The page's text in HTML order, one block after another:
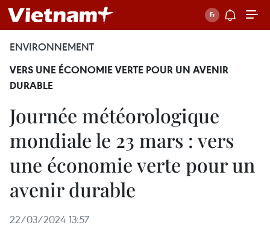
ENVIRONNEMENT
VERS UNE ÉCONOMIE VERTE POUR UN AVENIR
DURABLE
Journée météorologique
mondiale le 23 mars : vers
une économie verte pour un
avenir durable
22/03/2024 13:57